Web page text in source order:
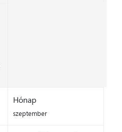
Hónap
szeptember